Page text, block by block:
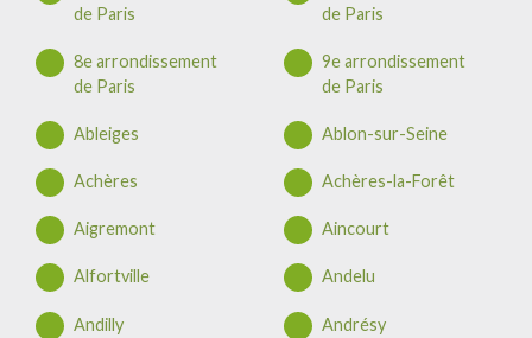
de Paris
de Paris
8e arrondissement
de Paris
9e arrondissement
de Paris
Ableiges Ablon-sur-Seine
Achères Achères-la-Forêt
Aigremont Aincourt
Alfortville Andelu
Andilly Andrésy